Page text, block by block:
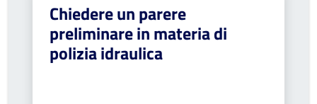
Chiedere un parere
preliminare in materia di
polizia idraulica